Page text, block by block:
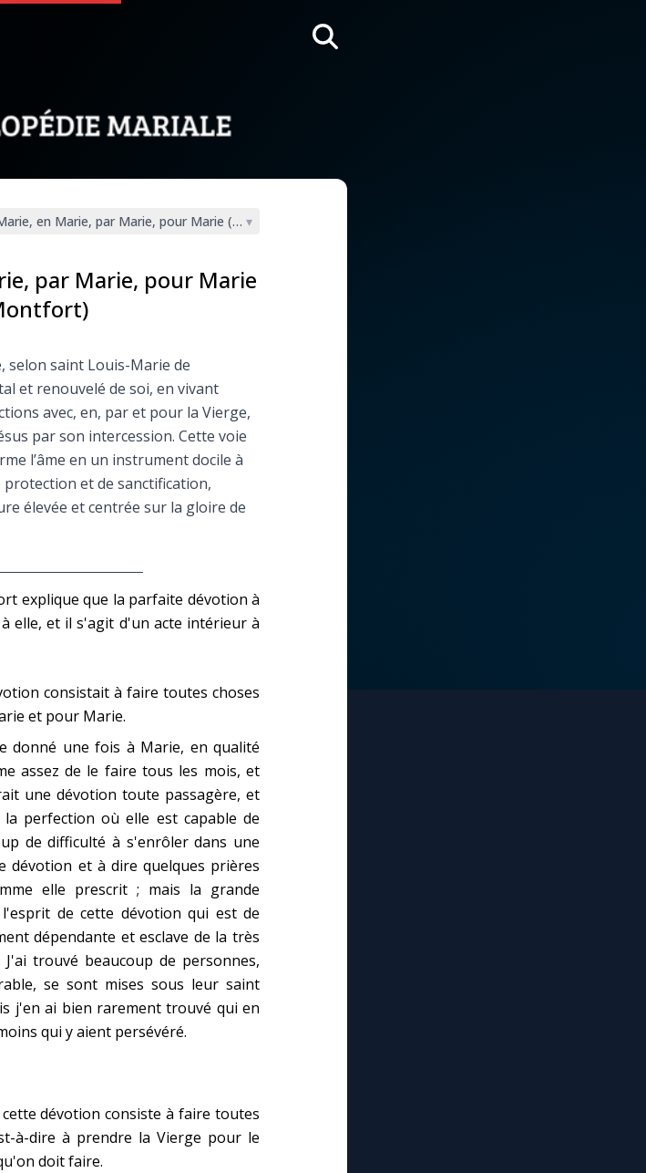
Facebook Infos légales
le monde
en Marie, par Marie, pour Marie (Montfort)
▾
par Marie, pour Marie
selon saint Louis-Marie de
et renouvelé de soi, en vivant
avec, en, par et pour la Vierge,
par son intercession. Cette voie
l’âme en un instrument docile à
et de sanctification,
élevée et centrée sur la gloire de
explique que la parfaite dévotion à
elle, et il s'agit d'un acte intérieur à
consistait à faire toutes choses
et pour Marie.
donné une fois à Marie, en qualité
assez de le faire tous les mois, et
une dévotion toute passagère, et
perfection où elle est capable de
de difficulté à s'enrôler dans une
dévotion et à dire quelques prières
elle prescrit ; mais la grande
de cette dévotion qui est de
dépendante et esclave de la très
trouvé beaucoup de personnes,
se sont mises sous leur saint
j'en ai bien rarement trouvé qui en
qui y aient persévéré.
dévotion consiste à faire toutes
à-dire à prendre la Vierge pour le
doit faire.